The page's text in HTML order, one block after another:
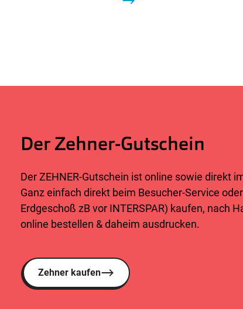
Der Zehner-Gutschein
Der ZEHNER-Gutschein ist online sowie direkt
Ganz einfach direkt beim Besucher-Service
Erdgeschoß zB vor INTERSPAR) kaufen, nach
online bestellen & daheim ausdrucken.
Zehner kaufen